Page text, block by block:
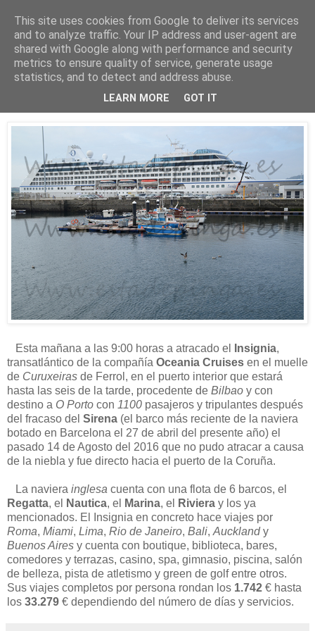
Está de pinga
16/8/16
Esta mañana a las 9:00 horas a atracado el Insignia,
transatlántico de la compañía Oceania Cruises en el muelle
de Curuxeiras de Ferrol, en el puerto interior que estará
hasta las seis de la tarde, procedente de Bilbao y con
destino a O Porto con 1100 pasajeros y tripulantes después
del fracaso del Sirena (el barco más reciente de la naviera
botado en Barcelona el 27 de abril del presente año) el
pasado 14 de Agosto del 2016 que no pudo atracar a causa
de la niebla y fue directo hacia el puerto de la Coruña.
La naviera inglesa cuenta con una flota de 6 barcos, el
Regatta, el Nautica, el Marina, el Riviera y los ya
mencionados. El Insignia en concreto hace viajes por
Roma, Miami, Lima, Rio de Janeiro, Bali, Aucklandy
Buenos Aires y cuenta con boutique, biblioteca, bares,
comedores y terrazas, casino, spa, gimnasio, piscina, salón
de belleza, pista de atletismo y green de golf entre otros.
Sus viajes completos por persona rondan los 1.742 € hasta
los 33.279 € dependiendo del número de días y servicios.
This site uses cookies from Google to deliver its services
and to analyze traffic. Your IP address and user-agent are
shared with Google along with performance and security
metrics to ensure quality of service, generate usage
statistics, and to detect and address abuse.
LEARN MORE GOT IT